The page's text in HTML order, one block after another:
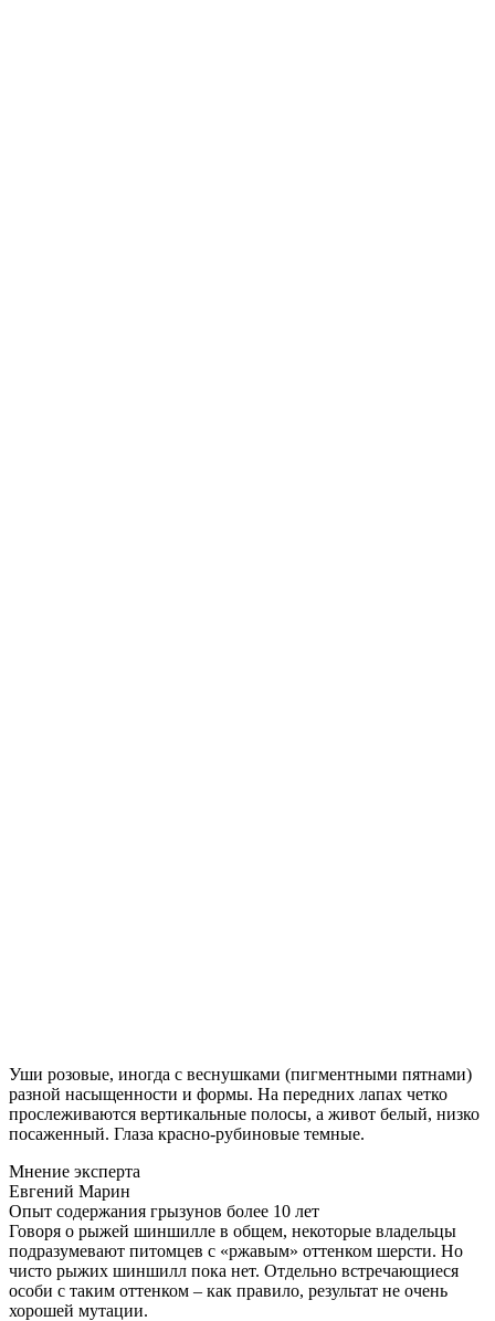
Уши розовые, иногда с веснушками (пигментными пятнами)
разной насыщенности и формы. На передних лапах четко
прослеживаются вертикальные полосы, а живот белый, низко
посаженный. Глаза красно-рубиновые темные.
Мнение эксперта
Евгений Марин
Опыт содержания грызунов более 10 лет
Говоря о рыжей шиншилле в общем, некоторые владельцы
подразумевают питомцев с «ржавым» оттенком шерсти. Но
чисто рыжих шиншилл пока нет. Отдельно встречающиеся
особи с таким оттенком – как правило, результат не очень
хорошей мутации.